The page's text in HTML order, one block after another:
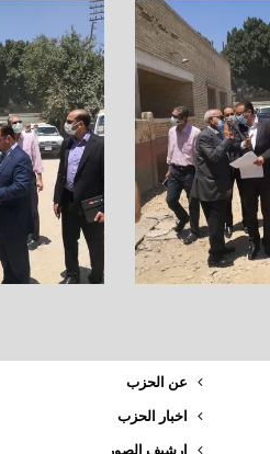
عن الحزب
اخبار الحزب